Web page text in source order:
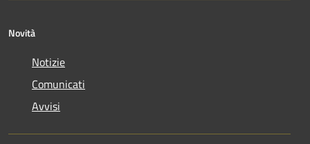
Novità
Notizie
Comunicati
Avvisi